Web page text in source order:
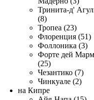
Тринита-д'
(8)
Тропеа (23)
Флоренция (51)
Фоллоника (3)
Форте дей
(25)
Чезантико (7)
Чинкуале (2)
на Кипре